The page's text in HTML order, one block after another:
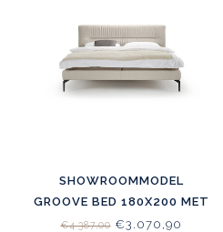
SHOWROOMMODEL
GROOVE BED 180X200 MET
HOOG HOOFDBORD ( 73CM)
€4.387,00€3.070,90